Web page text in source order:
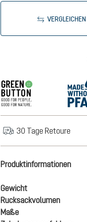
VERGLEICHEN
30 Tage Retoure
Produktinformationen
Gewicht
Rucksackvolumen
Maße